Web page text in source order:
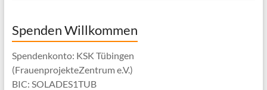
Spenden Willkommen
Spendenkonto: KSK Tübingen
(FrauenprojekteZentrum e.V.)
BIC: SOLADES1TUB